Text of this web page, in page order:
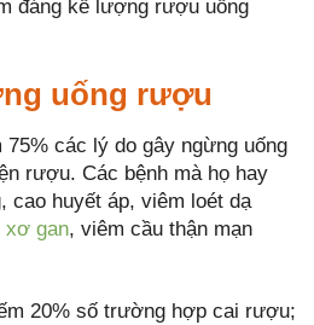
đáng kể lượng rượu uống
uống rượu
75% các lý do gây ngừng uống
rượu. Các bệnh mà họ hay
cao huyết áp, viêm loét dạ
xơ gan, viêm cầu thận mạn
20% số trường hợp cai rượu;